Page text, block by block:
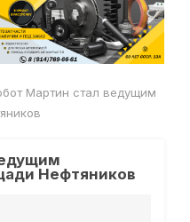
Мартин стал ведущим
Нефтяников